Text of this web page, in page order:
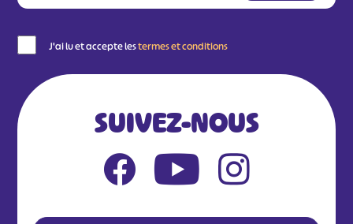
J'ai lu et accepte lestermes et conditions
SUIVEZ-NOUS